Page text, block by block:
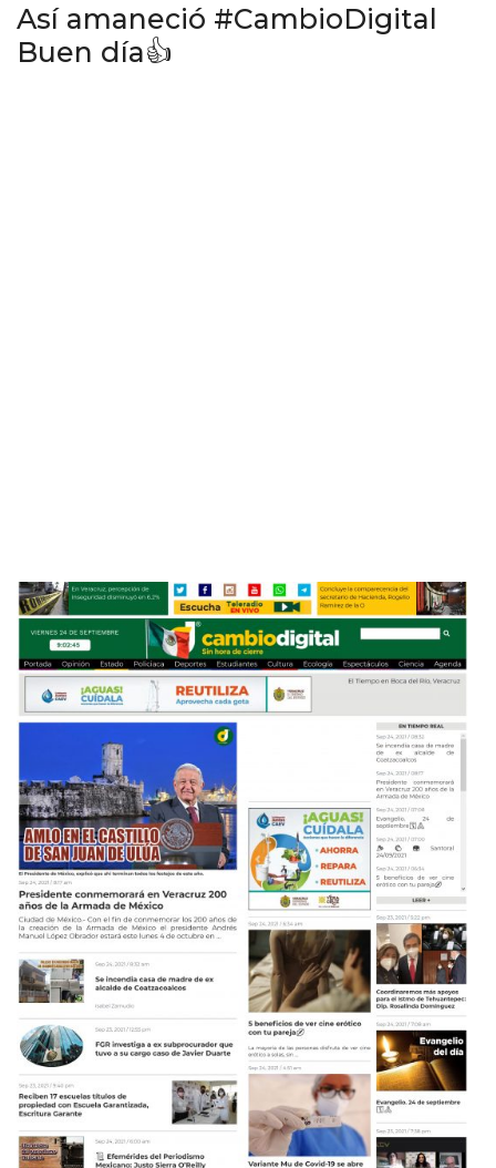
Así amaneció #CambioDigital
Buen día👍